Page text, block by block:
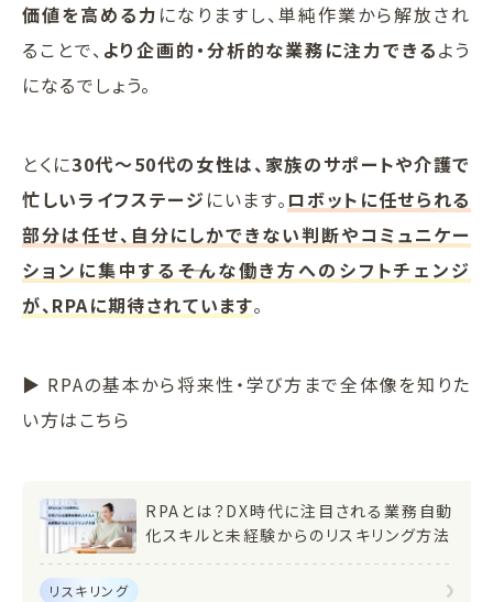
価値を高める力 になりますし、単純作業から解放され
ることで、 より企画的・分析的な業務に注力できるよう
になるでしょう。
とくに30代〜50代の女性は、家族のサポートや介護で
忙しいライフステージにいます。 ロボットに任せられる
部分は任せ、自分にしかできない判断やコミュニケー
ションに集中する――そんな働き方へのシフトチェンジ
が、RPAに期待されています。
▶ RPAの基本から将来性・学び方まで全体像を知りた
い方はこちら
RPAとは？DX時代に注目される業務自動
化スキルと未経験からのリスキリング方法
リスキリング